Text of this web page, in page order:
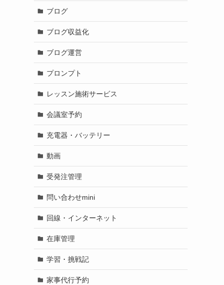
ブログ
ブログ収益化
ブログ運営
プロンプト
レッスン施術サービス
会議室予約
充電器・バッテリー
動画
受発注管理
問い合わせmini
回線・インターネット
在庫管理
学習・挑戦記
家事代行予約